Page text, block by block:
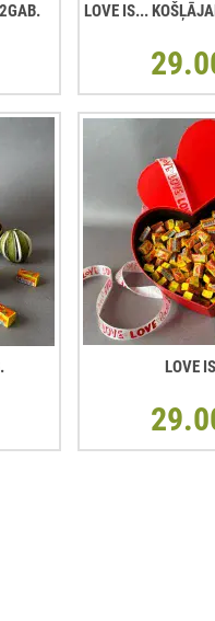
LOVE IS...
LOVE